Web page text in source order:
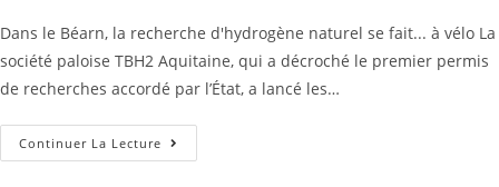
Dans le Béarn, la recherche d'hydrogène naturel se fait... à vélo La
société paloise TBH2 Aquitaine, qui a décroché le premier permis
de recherches accordé par l’État, a lancé les…
Continuer La Lecture